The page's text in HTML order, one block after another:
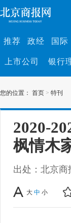
推荐 政经 国际
上市公司 银行
您的位置： 首页 > 特刊
2020-
枫情木
出处：北京商
大 中 小